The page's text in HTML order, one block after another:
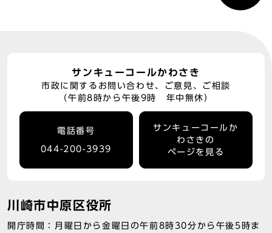
サンキューコールかわさき
市政に関するお問い合わせ、ご意見、ご相談
（午前8時から午後9時 年中無休）
電話番号
044-200-3939
サンキューコールか
わさきの
ページを見る
川崎市中原区役所
開庁時間：月曜日から金曜日の午前8時30分から午後5時ま